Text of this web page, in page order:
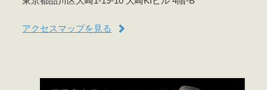
アクセスマップを見る